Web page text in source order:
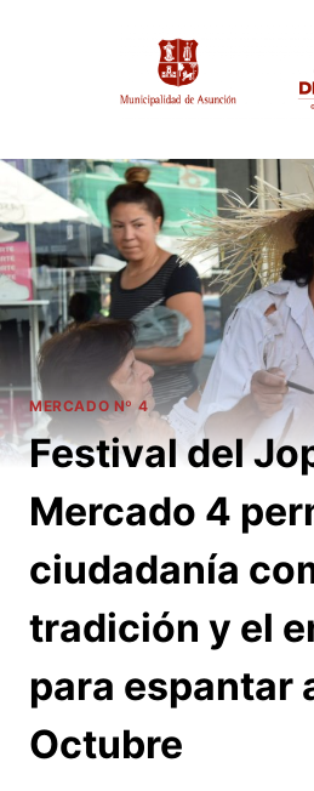
MERCADO Nº 4
Festival del
Mercado 4
ciudadanía
tradición y el
para espantar
Octubre